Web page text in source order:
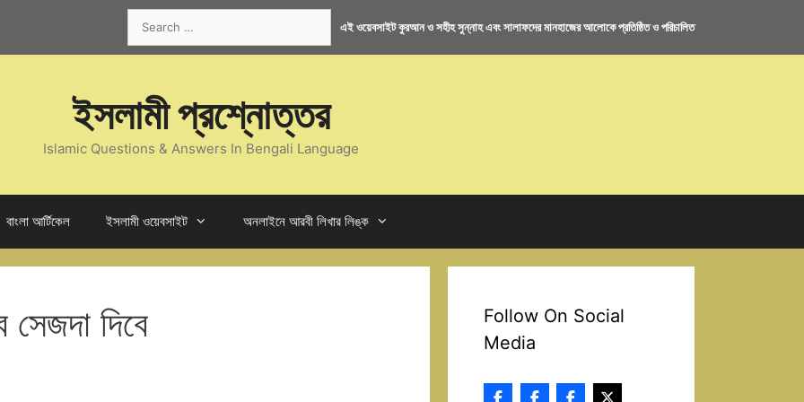
for:
এই ওয়েবসাইট কুরআন ও সহীহ সুন্নাহ এবং সালাফদের মানহাজের আলোকে প্রতিষ্ঠিত ও পরিচালিত
ইসলামী প্রশ্নোত্তর
Islamic Questions & Answers In Bengali Language
বাংলা আর্টিকেল ইসলামী ওয়েবসাইট অনলাইনে আরবী লিখার লিঙ্ক
সেজদা দিবে
Follow On Social
Media